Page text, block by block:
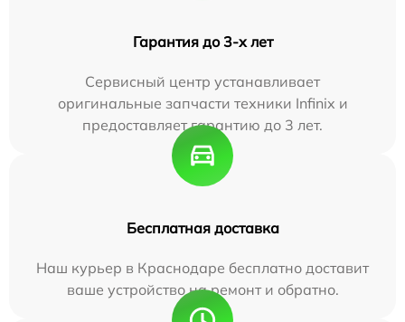
Гарантия до 3-х лет
Сервисный центр устанавливает
оригинальные запчасти техники Infinix и
предоставляет гарантию до 3 лет.
Бесплатная доставка
Наш курьер в Краснодаре бесплатно доставит
ваше устройство на ремонт и обратно.